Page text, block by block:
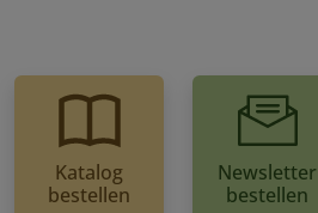
Katalog
bestellen
Newsletter
bestellen